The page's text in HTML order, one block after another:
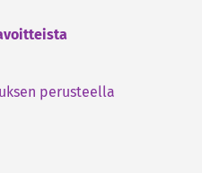
perusteella